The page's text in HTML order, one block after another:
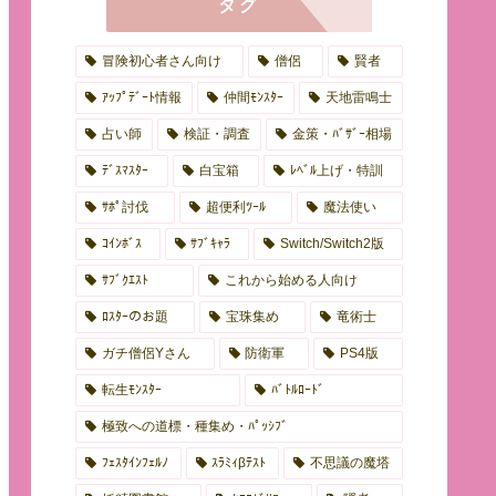
タグ
冒険初心者さん向け 僧侶 賢者
ｱｯﾌﾟﾃﾞｰﾄ情報 仲間ﾓﾝｽﾀｰ 天地雷鳴士
占い師 検証・調査 金策・ﾊﾞｻﾞｰ相場
ﾃﾞｽﾏｽﾀｰ 白宝箱 ﾚﾍﾞﾙ上げ・特訓
ｻﾎﾟ討伐 超便利ﾂｰﾙ 魔法使い
ｺｲﾝﾎﾞｽ ｻﾌﾞｷｬﾗ Switch/Switch2版
ｻﾌﾞｸｴｽﾄ これから始める人向け
ﾛｽﾀｰのお題 宝珠集め 竜術士
ガチ僧侶Yさん 防衛軍 PS4版
転生ﾓﾝｽﾀｰ ﾊﾞﾄﾙﾛｰﾄﾞ
極致への道標・種集め・ﾊﾟｯｼﾌﾞ
ﾌｪｽﾀｲﾝﾌｪﾙﾉ ｽﾗﾐｨβﾃｽﾄ 不思議の魔塔